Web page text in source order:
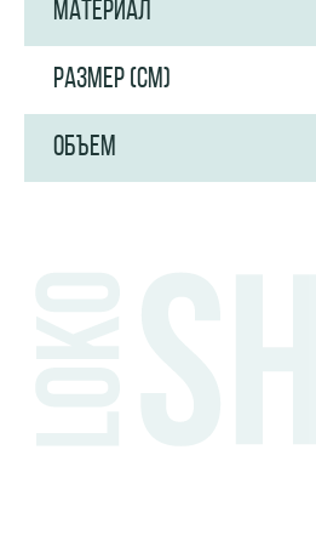
МАТЕРИАЛ
РАЗМЕР (СМ)
ОБЪЕМ